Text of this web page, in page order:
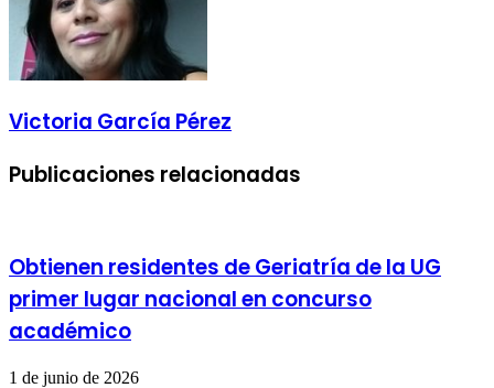
Victoria García Pérez
Publicaciones relacionadas
Obtienen residentes de Geriatría de la UG
primer lugar nacional en concurso
académico
1 de junio de 2026